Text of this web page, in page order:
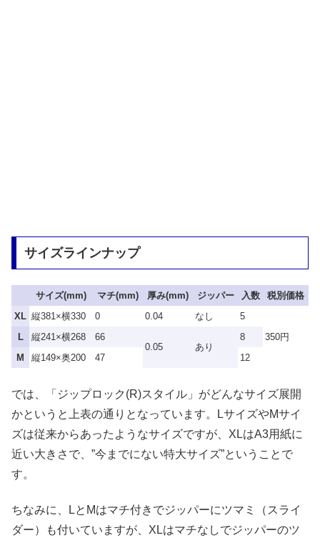
サイズラインナップ
サイズ(mm) マチ(mm) 厚み(mm) ジッパー 入数
税別価格
XL 縦381×横330 0 0.04 なし
5
350円
L 縦241×横268
66
0.05
あり
8
M
縦149×奥200 47 12
では、「ジップロック(R)スタイル」がどんなサイズ展開
かというと上表の通りとなっています。LサイズやMサイ
ズは従来からあったようなサイズですが、XLはA3用紙に
近い大きさで、”今までにない特大サイズ”ということで
す。
ちなみに、LとMはマチ付きでジッパーにツマミ（スライ
ダー）も付いていますが、XLはマチなしでジッパーのツ